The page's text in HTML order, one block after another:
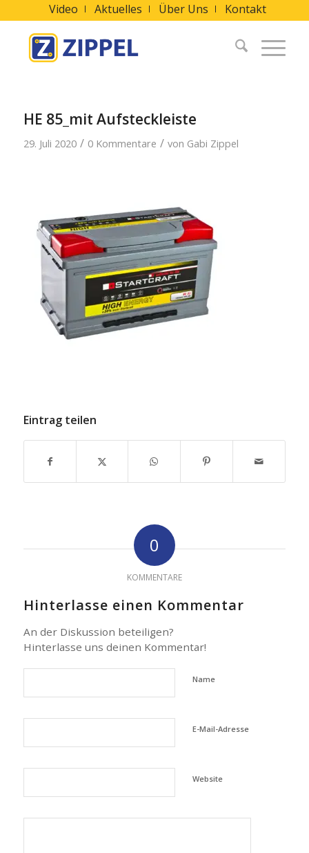
Video Aktuelles Über Uns Kontakt
HE 85_mit Aufsteckleiste
29. Juli 2020 / 0 Kommentare / von Gabi Zippel
Eintrag teilen
0
KOMMENTARE
Hinterlasse einen Kommentar
An der Diskussion beteiligen?
Hinterlasse uns deinen Kommentar!
Name
E-Mail-Adresse
Website